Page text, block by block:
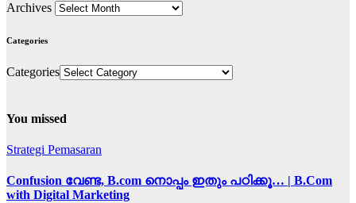
Archives
Categories
Categories
You missed
Strategi Pemasaran
Confusion വേണ്ട, B.com നൊപ്പം ഇതും പഠിക്കൂ… | B.Com
with Digital Marketing